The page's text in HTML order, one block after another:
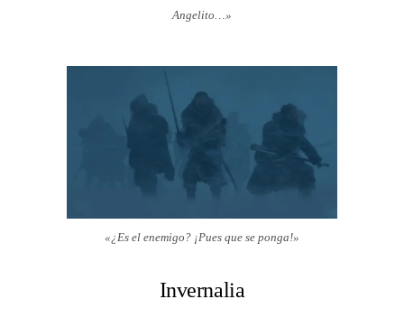
Angelito…»
«¿Es el enemigo? ¡Pues que se ponga!»
Invernalia